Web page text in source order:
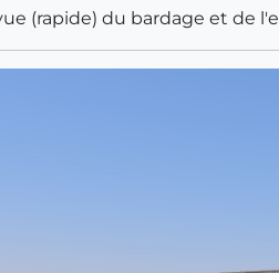
(rapide) du bardage et de